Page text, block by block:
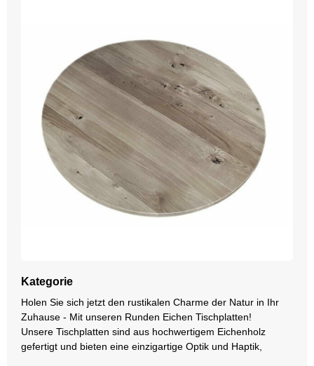
Kategorie
Holen Sie sich jetzt den rustikalen Charme der Natur in Ihr
Zuhause - Mit unseren Runden Eichen Tischplatten!
Unsere Tischplatten sind aus hochwertigem Eichenholz
gefertigt und bieten eine einzigartige Optik und Haptik,